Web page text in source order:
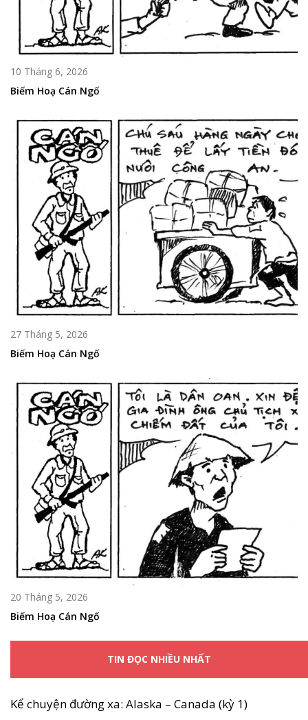
10 Tháng 6, 2026
Biếm Hoạ Cán Ngố
27 Tháng 5, 2026
Biếm Hoạ Cán Ngố
20 Tháng 5, 2026
Biếm Hoạ Cán Ngố
TIN ĐỌC NHIỀU NHẤT
Kể chuyện đường xa: Alaska – Canada (kỳ 1)